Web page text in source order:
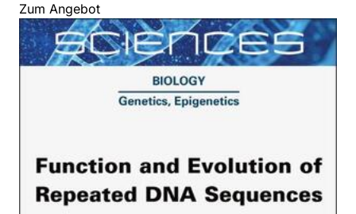
Zum Angebot